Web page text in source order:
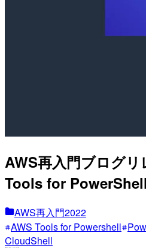
AWS再入門ブログリ
Tools for
AWS再入門2022
AWS Tools for Powershell
CloudShell